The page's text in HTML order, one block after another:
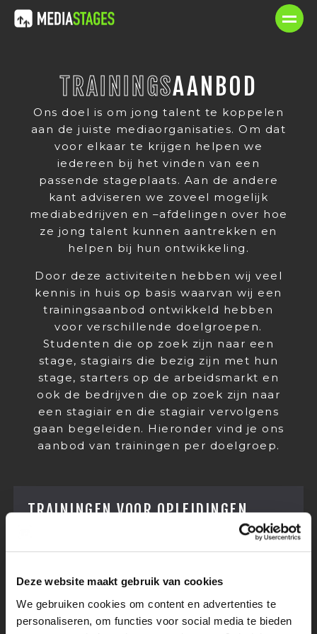
Deze website maakt gebruik van cookies
We gebruiken cookies om content en advertenties te
personaliseren, om functies voor social media te bieden
TRAININGSAANBOD
Ons doel is om jong talent te koppelen
aan de juiste mediaorganisaties. Om dat
voor elkaar te krijgen helpen we
iedereen bij het vinden van een
passende stageplaats. Aan de andere
kant adviseren we zoveel mogelijk
mediabedrijven en –afdelingen over hoe
ze jong talent kunnen aantrekken en
helpen bij hun ontwikkeling.
Door deze activiteiten hebben wij veel
kennis in huis op basis waarvan wij een
trainingsaanbod ontwikkeld hebben
voor verschillende doelgroepen.
Studenten die op zoek zijn naar een
stage, stagiairs die bezig zijn met hun
stage, starters op de arbeidsmarkt en
ook de bedrijven die op zoek zijn naar
een stagiair en die stagiair vervolgens
gaan begeleiden. Hieronder vind je ons
aanbod van trainingen per doelgroep.
TRAININGEN VOOR OPLEIDINGEN
Gaan jouw studenten voor het eerst
stagelopen en wil je ze een zetje in de
andere een gastles op school en
trainingen over het schrijven van een
ijzersterke sollicitatiebrief, een CV waar